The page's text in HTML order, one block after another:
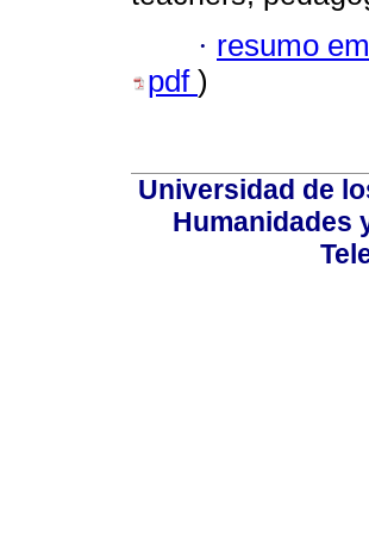
· resumo
pdf )
Universidad de
Humanidades